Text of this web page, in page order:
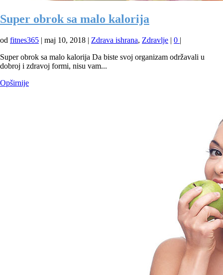
Super obrok sa malo kalorija
od fitnes365 | maj 10, 2018 | Zdrava ishrana, Zdravlje | 0 |
Super obrok sa malo kalorija Da biste svoj organizam održavali u
dobroj i zdravoj formi, nisu vam...
Opširnije